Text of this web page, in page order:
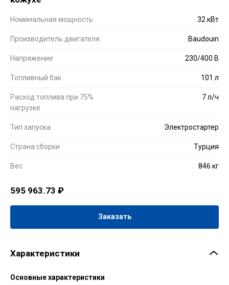
Номинальная мощность 32 кВт
Производитель двигателя Baudouin
Напряжение 230/400 В
Топливный бак 101 л
Расход топлива при 75%
нагрузке
7 л/ч
Тип запуска Электростартер
Страна сборки Турция
Вес 846 кг
595 963.73 ₽
Заказать
Характеристики
Основные характеристики